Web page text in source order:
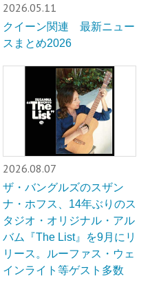
2026.05.11
クイーン関連 最新ニュー
スまとめ2026
2026.08.07
ザ・バングルズのスザン
ナ・ホフス、14年ぶりのス
タジオ・オリジナル・アル
バム『The List』を9月にリ
リース。ルーファス・ウェ
インライト等ゲスト多数